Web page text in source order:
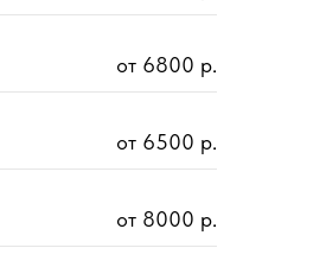
от 6800 р.
от 6500 р.
от 8000 р.